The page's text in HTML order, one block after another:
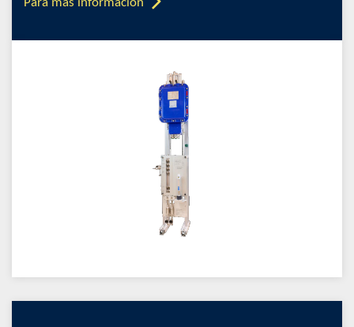
Para más información